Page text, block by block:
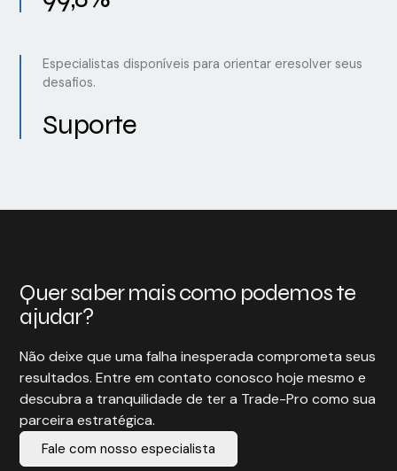
Especialistas disponíveis para orientar eresolver seus
desafios.
Suporte
Quer saber mais como podemos te
ajudar?
Não deixe que uma falha inesperada comprometa seus
resultados. Entre em contato conosco hoje mesmo e
descubra a tranquilidade de ter a Trade-Pro como sua
parceira estratégica.
Fale com nosso especialista